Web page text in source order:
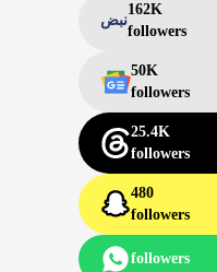
162K
followers
نبض
50K
followers
25.4K
followers
480
followers
followers